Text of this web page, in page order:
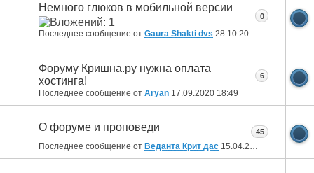
Немного глюков в мобильной версии
Последнее сообщение от Gaura Shakti dvs 28.10.2020
0
Форуму Кришна.ру нужна оплата
хостинга!
Последнее сообщение от Aryan 17.09.2020 18:49
6
О форуме и проповеди
Последнее сообщение от Веданта Крит дас 15.04.2020
45